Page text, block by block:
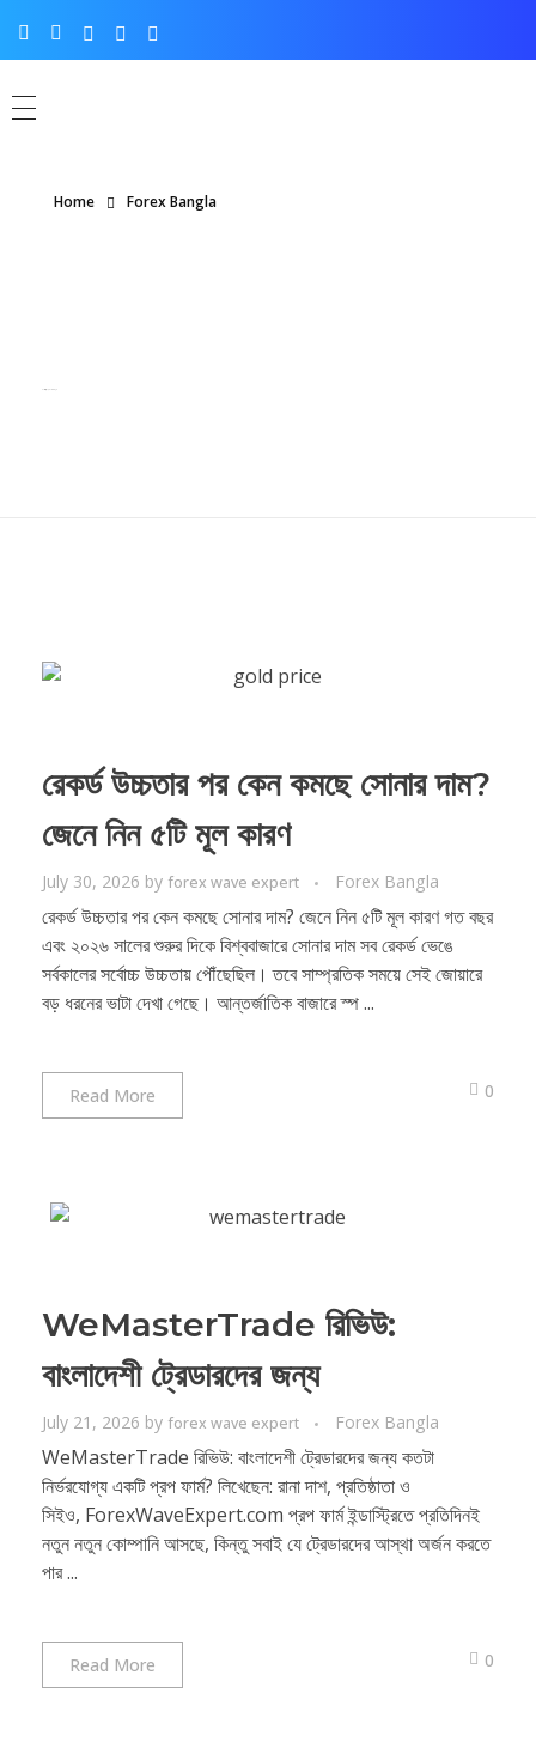
Home Forex Bangla
রেকর্ড উচ্চতার পর কেন কমছে সোনার দাম?
জেনে নিন ৫টি মূল কারণ
July 30, 2026 by forex wave expert Forex Bangla
রেকর্ড উচ্চতার পর কেন কমছে সোনার দাম? জেনে নিন ৫টি মূল কারণ গত বছর
এবং ২০২৬ সালের শুরুর দিকে বিশ্ববাজারে সোনার দাম সব রেকর্ড ভেঙে
সর্বকালের সর্বোচ্চ উচ্চতায় পৌঁছেছিল। তবে সাম্প্রতিক সময়ে সেই জোয়ারে
বড় ধরনের ভাটা দেখা গেছে। আন্তর্জাতিক বাজারে স্প ...
Read More 0
WeMasterTrade রিভিউ:
বাংলাদেশী ট্রেডারদের জন্য
July 21, 2026 by forex wave expert Forex Bangla
WeMasterTrade রিভিউ: বাংলাদেশী ট্রেডারদের জন্য কতটা
নির্ভরযোগ্য একটি প্রপ ফার্ম? লিখেছেন: রানা দাশ, প্রতিষ্ঠাতা ও
সিইও, ForexWaveExpert.com প্রপ ফার্ম ইন্ডাস্ট্রিতে প্রতিদিনই
নতুন নতুন কোম্পানি আসছে, কিন্তু সবাই যে ট্রেডারদের আস্থা অর্জন করতে
পার ...
Read More 0